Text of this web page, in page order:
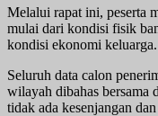
Melalui rapat ini, peserta
mulai dari kondisi fisik
kondisi ekonomi keluarga.
Seluruh data calon
wilayah dibahas bersama
tidak ada kesenjangan